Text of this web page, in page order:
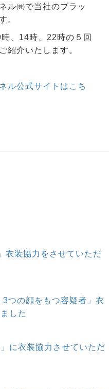
ル㈱で当社のブラッ
。
、14時、22時の５回
紹介いたします。
ル公式サイトはこち
衣装協力をさせていただ
3つの顔をもつ容疑者」衣
した
に衣装協力させていただ